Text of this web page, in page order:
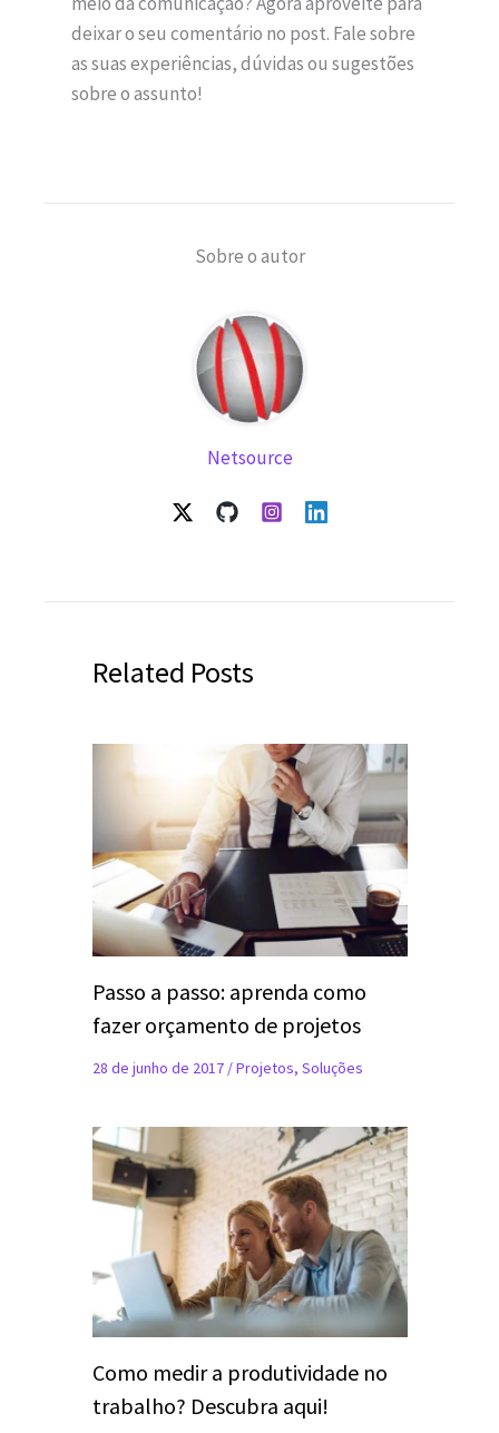
deixar o seu comentário no post. Fale sobre
as suas experiências, dúvidas ou sugestões
sobre o assunto!
Sobre o autor
Netsource
Related Posts
Passo a passo: aprenda como
fazer orçamento de projetos
28 de junho de 2017 /Projetos, Soluções
Como medir a produtividade no
trabalho? Descubra aqui!